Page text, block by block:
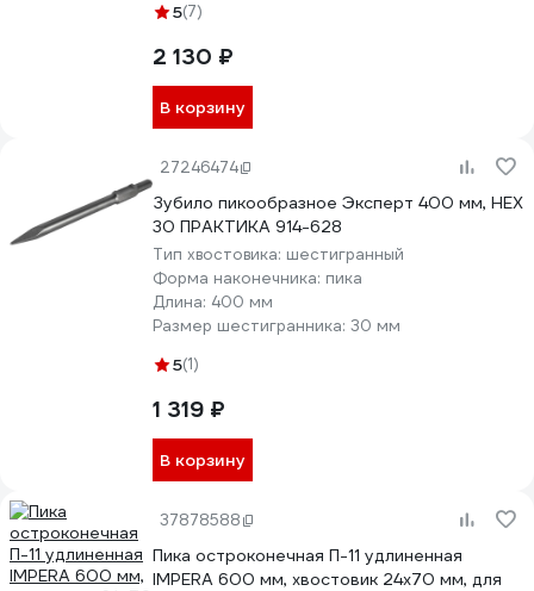
5(7)
2 130 ₽
В корзину
27246474
Зубило пикообразное Эксперт 400 мм, HEX
30 ПРАКТИКА 914-628
Тип хвостовика: шестигранный
Форма наконечника: пика
Длина: 400 мм
Размер шестигранника: 30 мм
5(1)
1 319 ₽
В корзину
37878588
Пика остроконечная П-11 удлиненная
IMPERA 600 мм, хвостовик 24х70 мм, для